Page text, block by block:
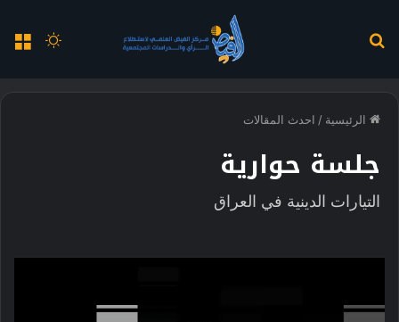
الوضع
الرئيسية / احدث المقالات
جلسة حوارية
التيارات الدينية في العراق
الفيديو